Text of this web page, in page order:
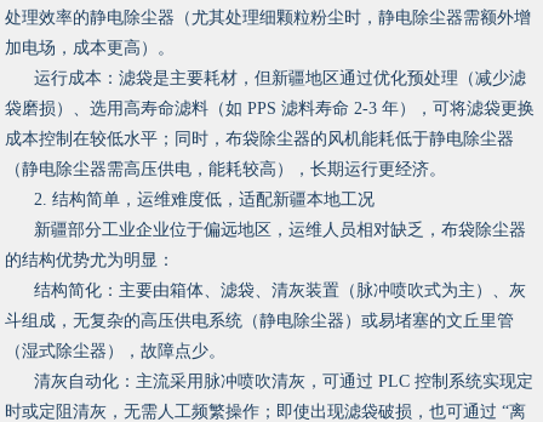
处理效率的静电除尘器（尤其处理细颗粒粉尘时，静电除尘器需额外增
加电场，成本更高）。
运行成本：滤袋是主要耗材，但新疆地区通过优化预处理（减少滤
袋磨损）、选用高寿命滤料（如 PPS 滤料寿命 2-3 年），可将滤袋更换
成本控制在较低水平；同时，布袋除尘器的风机能耗低于静电除尘器
（静电除尘器需高压供电，能耗较高），长期运行更经济。
2. 结构简单，运维难度低，适配新疆本地工况
新疆部分工业企业位于偏远地区，运维人员相对缺乏，布袋除尘器
的结构优势尤为明显：
结构简化：主要由箱体、滤袋、清灰装置（脉冲喷吹式为主）、灰
斗组成，无复杂的高压供电系统（静电除尘器）或易堵塞的文丘里管
（湿式除尘器），故障点少。
清灰自动化：主流采用脉冲喷吹清灰，可通过 PLC 控制系统实现定
时或定阻清灰，无需人工频繁操作；即使出现滤袋破损，也可通过 “离